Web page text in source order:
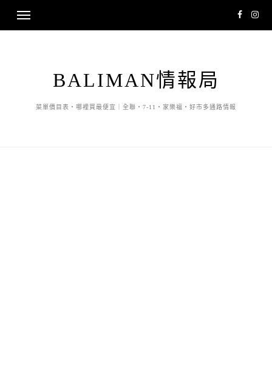
BALIMAN情報局
菜單價目表・哪裡買最便宜｜全聯・7-11・家樂福・好市多通路情報